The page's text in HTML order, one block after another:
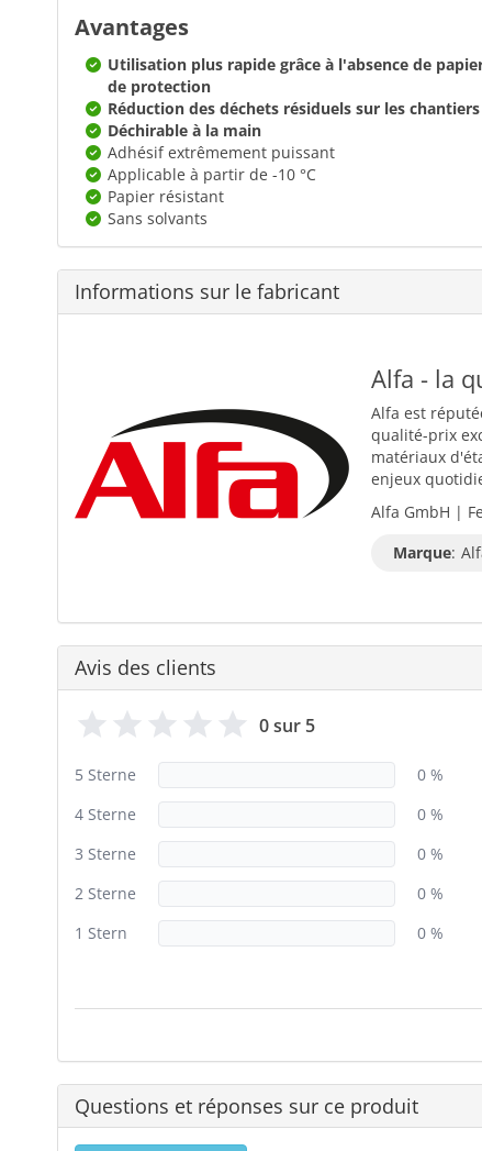
Avantages
Utilisation plus rapide grâce à l'absence de
de protection
Réduction des déchets résiduels sur les chantiers
Déchirable à la main
Adhésif extrêmement puissant
Applicable à partir de -10 °C
Papier résistant
Sans solvants
Informations sur le fabricant
Alfa - la
Alfa est
qualité-prix
matériaux
enjeux
Alfa GmbH |
Marque:
Avis des clients
0 sur 5
5 Sterne
0 %
4 Sterne
0 %
3 Sterne
0 %
2 Sterne
0 %
1 Stern
0 %
Questions et réponses sur ce produit